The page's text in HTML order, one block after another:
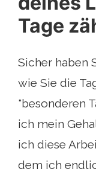
Tage
Sicher haben
wie Sie die
"besonderen
ich mein
ich diese
dem ich